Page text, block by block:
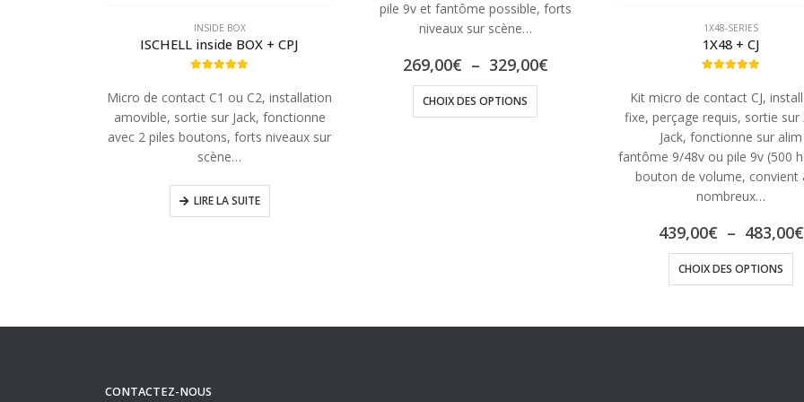
INSIDE BOX
ISCHELL inside BOX + CPJ
Micro de contact C1 ou C2, installation
amovible, sortie sur Jack, fonctionne
avec 2 piles boutons, forts niveaux sur
scène…
LIRE LA SUITE
pile 9v et fantôme possible, forts
niveaux sur scène…
269,00€ – 329,00€Plage
CHOIX DES OPTIONS
Ce produit a plusieurs variations. Les options peuvent être choisies sur la page du produit
1X48-SERIES
1X48 + CJ
Kit micro de contact CJ,
fixe, perçage requis, sortie sur
Jack, fonctionne sur alim
fantôme 9/48v ou pile 9v (500
bouton de volume, convient
nombreux…
439,00€ – 483,00€
CHOIX DES OPTIONS
Ce produit a plusieurs
CONTACTEZ-NOUS